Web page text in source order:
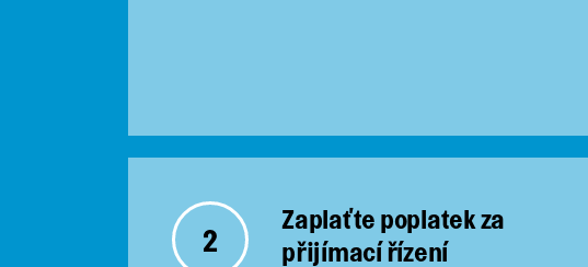
2
Zaplaťte poplatek za
přijímací řízení